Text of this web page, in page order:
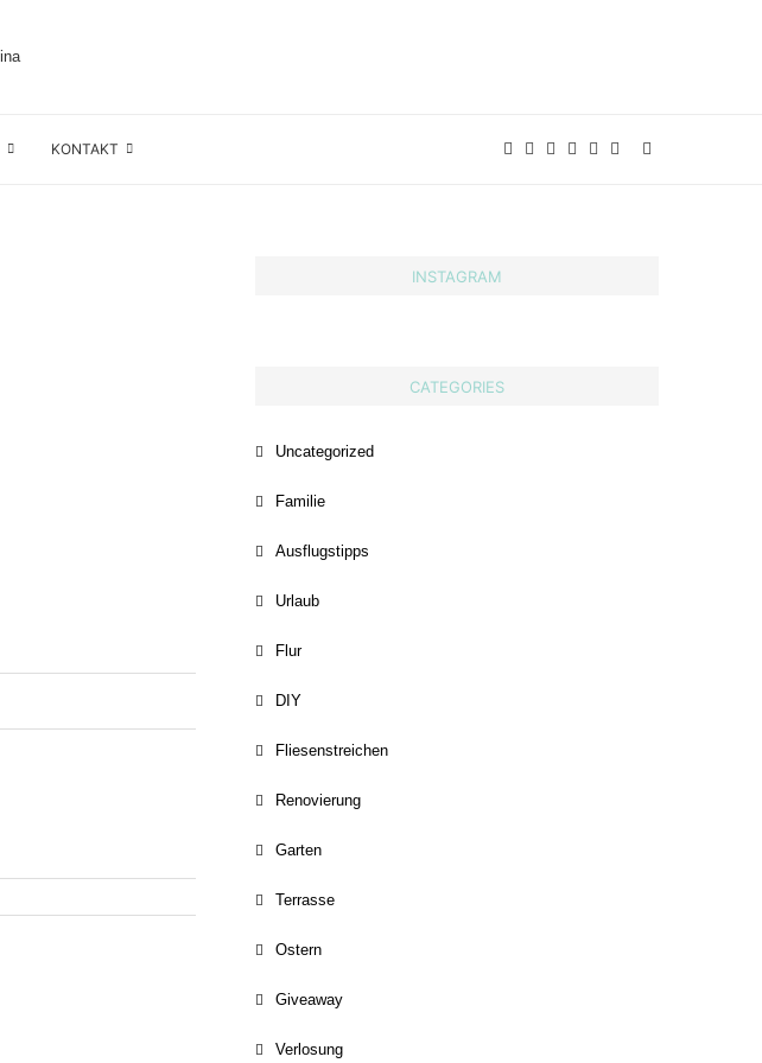
KONTAKT
INSTAGRAM
CATEGORIES
Uncategorized
Familie
Ausflugstipps
Urlaub
Flur
DIY
Fliesenstreichen
Renovierung
Garten
Terrasse
Ostern
Giveaway
Verlosung